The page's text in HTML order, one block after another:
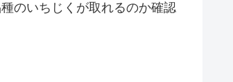
のいちじくが取れるのか確認